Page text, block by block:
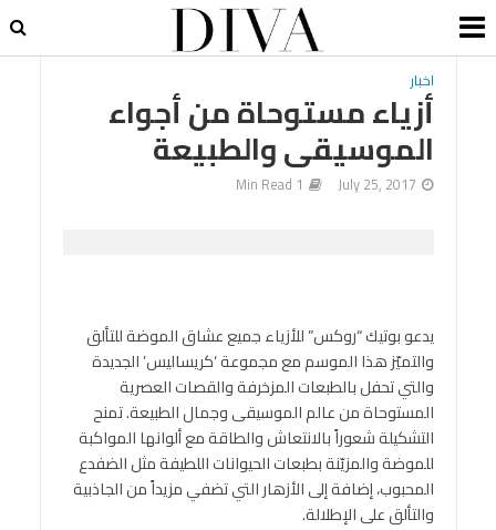
اخبار
أزياء مستوحاة من أجواء
الموسيقى والطبيعة
July 25, 2017
1 Min Read
يدعو بوتيك “روكس” للأزياء جميع عشاق الموضة للتألق
والتميّز هذا الموسم مع مجموعة ‘كريساليس’ الجديدة
والتي تحفل بالطبعات المزخرفة والقصات العصرية
المستوحاة من عالم الموسيقى وجمال الطبيعة. تمنح
التشكيلة شعوراً بالانتعاش والطاقة مع ألوانها المواكبة
للموضة والمزيّنة بطبعات الحيوانات اللطيفة مثل الضفدع
المحبوب، إضافة إلى الأزهار التي تضفي مزيداً من الجاذبية
والتألق على الإطلالة.